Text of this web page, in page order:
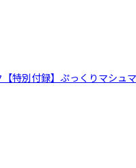
特別付録】ぷっくりマシュマ